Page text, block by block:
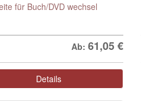
für Buch/DVD wechsel
Ab: 61,05€
Details